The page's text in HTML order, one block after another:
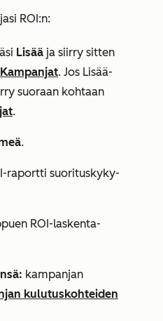
ROI:n:
Lisää ja siirry sitten
Kampanjat. Jos Lisää-
suoraan kohtaan
.
.
raportti suorituskyky-
ROI-laskenta-
kampanjan
kulutuskohteiden